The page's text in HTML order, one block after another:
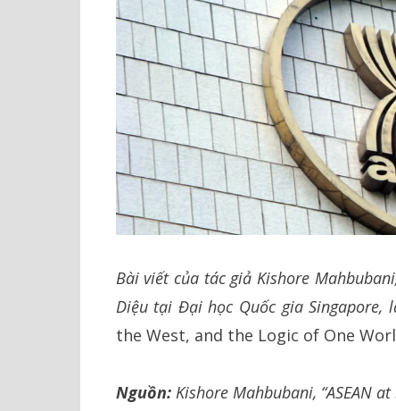
Bài viết của tác giả Kishore
Diệu tại Đại học Quốc gia Singapore,
the West, and the Logic of One
Nguồn:Kishore Mahbubani, “ASEAN